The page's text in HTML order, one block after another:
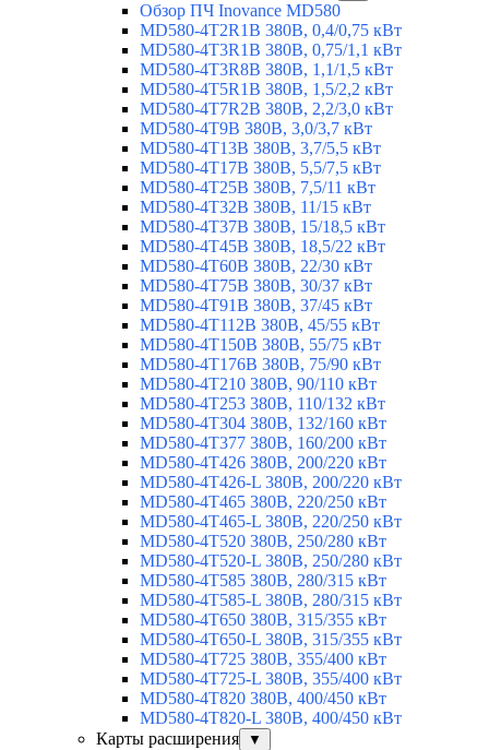
Обзор ПЧ Inovance MD580
MD580-4T2R1B 380В, 0,4/0,75 кВт
MD580-4T3R1B 380В, 0,75/1,1 кВт
MD580-4T3R8B 380В, 1,1/1,5 кВт
MD580-4T5R1B 380В, 1,5/2,2 кВт
MD580-4T7R2B 380В, 2,2/3,0 кВт
MD580-4T9B 380В, 3,0/3,7 кВт
MD580-4T13B 380В, 3,7/5,5 кВт
MD580-4T17B 380В, 5,5/7,5 кВт
MD580-4T25B 380В, 7,5/11 кВт
MD580-4T32B 380В, 11/15 кВт
MD580-4T37B 380В, 15/18,5 кВт
MD580-4T45B 380В, 18,5/22 кВт
MD580-4T60B 380В, 22/30 кВт
MD580-4T75B 380В, 30/37 кВт
MD580-4T91B 380В, 37/45 кВт
MD580-4T112B 380В, 45/55 кВт
MD580-4T150B 380В, 55/75 кВт
MD580-4T176B 380В, 75/90 кВт
MD580-4T210 380В, 90/110 кВт
MD580-4T253 380В, 110/132 кВт
MD580-4T304 380В, 132/160 кВт
MD580-4T377 380В, 160/200 кВт
MD580-4T426 380В, 200/220 кВт
MD580-4T426-L 380В, 200/220 кВт
MD580-4T465 380В, 220/250 кВт
MD580-4T465-L 380В, 220/250 кВт
MD580-4T520 380В, 250/280 кВт
MD580-4T520-L 380В, 250/280 кВт
MD580-4T585 380В, 280/315 кВт
MD580-4T585-L 380В, 280/315 кВт
MD580-4T650 380В, 315/355 кВт
MD580-4T650-L 380В, 315/355 кВт
MD580-4T725 380В, 355/400 кВт
MD580-4T725-L 380В, 355/400 кВт
MD580-4T820 380В, 400/450 кВт
MD580-4T820-L 380В, 400/450 кВт
Карты расширения
▼